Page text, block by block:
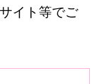
イト等でご